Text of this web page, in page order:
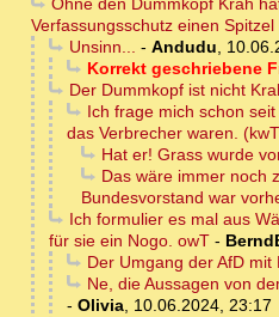
Ohne den Dummkopf Krah
Verfassungsschutz einen
Unsinn... - Andudu,
Korrekt geschriebene
Der Dummkopf ist nicht
Ich frage mich schon
das Verbrecher waren.
Hat er! Grass wurde
Das wäre immer noch
Bundesvorstand war
Ich formulier es mal aus
für sie ein Nogo. owT -
Der Umgang der AfD
Ne, die Aussagen von
- Olivia, 10.06.2024, 23:17